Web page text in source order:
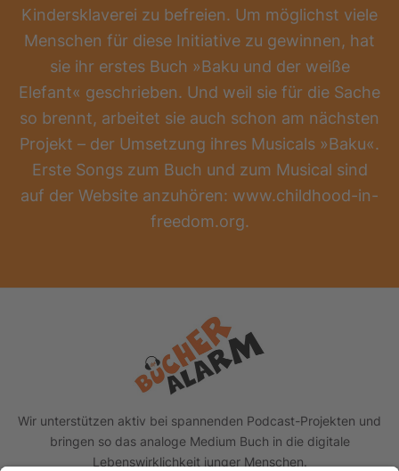
Kindersklaverei zu befreien. Um möglichst viele
Menschen für diese Initiative zu gewinnen, hat
sie ihr erstes Buch »Baku und der weiße
Elefant« geschrieben. Und weil sie für die Sache
so brennt, arbeitet sie auch schon am nächsten
Projekt – der Umsetzung ihres Musicals »Baku«.
Erste Songs zum Buch und zum Musical sind
auf der Website anzuhören: www.childhood-in-
freedom.org.
Wir unterstützen aktiv bei spannenden Podcast-Projekten und
bringen so das analoge Medium Buch in die digitale
Lebenswirklichkeit junger Menschen.